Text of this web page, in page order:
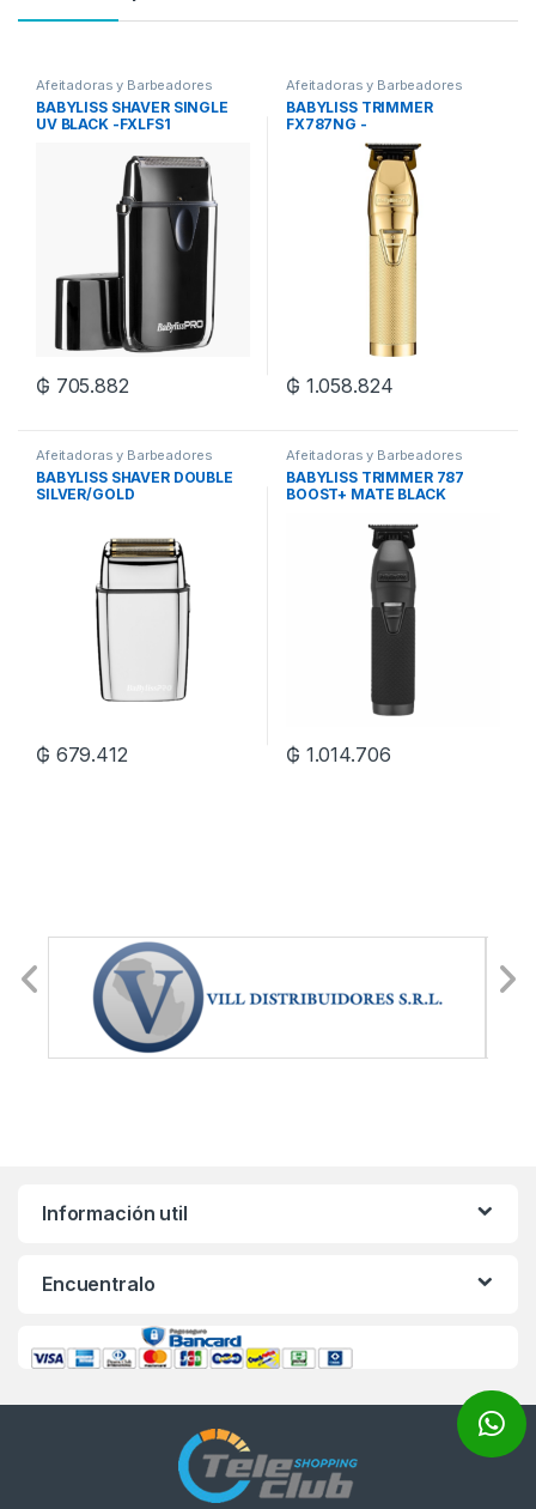
Afeitadoras y Barbeadores
BABYLISS SHAVER SINGLE
UV BLACK -FXLFS1
₲ 705.882
Afeitadoras y Barbeadores
BABYLISS TRIMMER
FX787NG -
GOLDFX+/SILVERFX+
₲ 1.058.824
Afeitadoras y Barbeadores
BABYLISS SHAVER DOUBLE
SILVER/GOLD
₲ 679.412
Afeitadoras y Barbeadores
BABYLISS TRIMMER 787
BOOST+ MATE BLACK
₲ 1.014.706
Información util
Encuentralo